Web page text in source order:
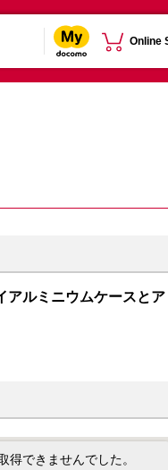
Online
ルミニウムケースとア
得できませんでした。